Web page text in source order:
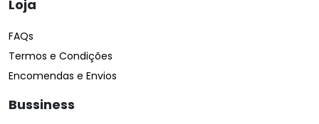
Loja
FAQs
Termos e Condições
Encomendas e Envios
Bussiness